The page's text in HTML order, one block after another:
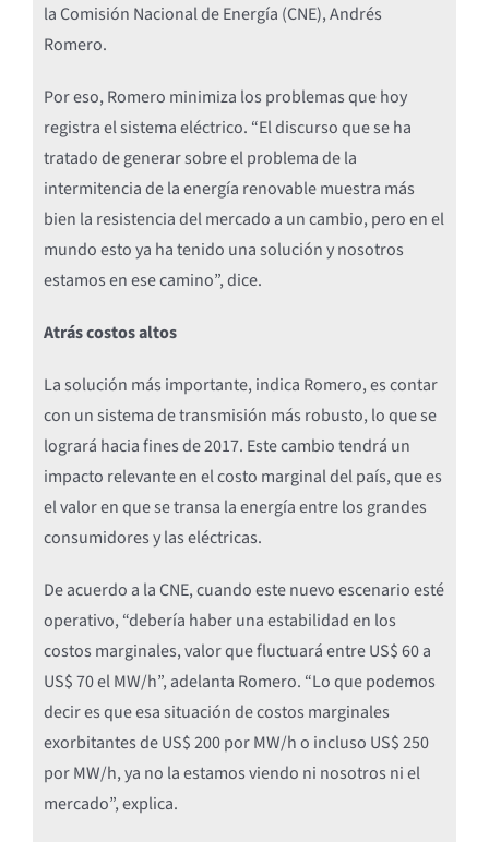
la Comisión Nacional de Energía (CNE), Andrés
Romero.
Por eso, Romero minimiza los problemas que hoy
registra el sistema eléctrico. “El discurso que se ha
tratado de generar sobre el problema de la
intermitencia de la energía renovable muestra más
bien la resistencia del mercado a un cambio, pero en el
mundo esto ya ha tenido una solución y nosotros
estamos en ese camino”, dice.
Atrás costos altos
La solución más importante, indica Romero, es contar
con un sistema de transmisión más robusto, lo que se
logrará hacia fines de 2017. Este cambio tendrá un
impacto relevante en el costo marginal del país, que es
el valor en que se transa la energía entre los grandes
consumidores y las eléctricas.
De acuerdo a la CNE, cuando este nuevo escenario esté
operativo, “debería haber una estabilidad en los
costos marginales, valor que fluctuará entre US$ 60 a
US$ 70 el MW/h”, adelanta Romero. “Lo que podemos
decir es que esa situación de costos marginales
exorbitantes de US$ 200 por MW/h o incluso US$ 250
por MW/h, ya no la estamos viendo ni nosotros ni el
mercado”, explica.